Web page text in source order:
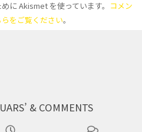
に Akismet を使っています。 コメン
をご覧ください。
& COMMENTS